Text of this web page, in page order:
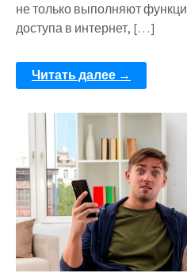
не только выполняют
доступа в интернет, […]
Читать далее →